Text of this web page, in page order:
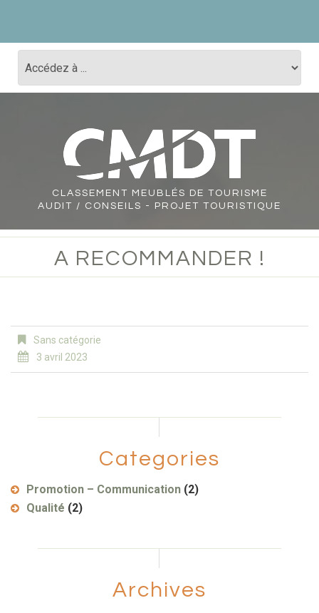
CLASSEMENT
MEUBLÉS DE TOURISME
AUDIT / CONSEILS - PROJET TOURISTIQUE
A RECOMMANDER !
Sans catégorie
3 avril 2023
Categories
Promotion – Communication (2)
Qualité (2)
Archives